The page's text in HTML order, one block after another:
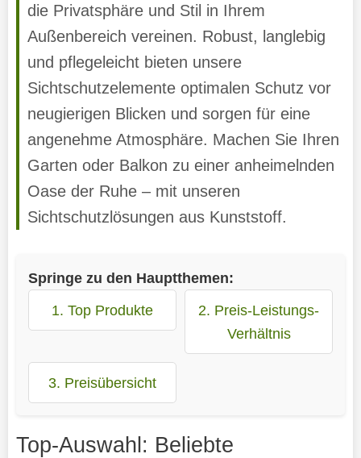
die Privatsphäre und Stil in Ihrem
Außenbereich vereinen. Robust, langlebig
und pflegeleicht bieten unsere
Sichtschutzelemente optimalen Schutz vor
neugierigen Blicken und sorgen für eine
angenehme Atmosphäre. Machen Sie Ihren
Garten oder Balkon zu einer anheimelnden
Oase der Ruhe – mit unseren
Sichtschutzlösungen aus Kunststoff.
Springe zu den Hauptthemen:
1. Top Produkte
2. Preis-Leistungs-
Verhältnis
3. Preisübersicht
Top-Auswahl: Beliebte